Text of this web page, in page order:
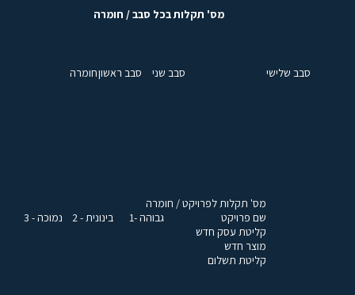
מס' תקלות בכל סבב / חומרה
חומרהסבב ראשון סבב שני סבב שלישי
מס' תקלות לפרויקט / חומרה
שם פרויקט
גבוהה -1 בינונית - 2
נמוכה - 3
קליטת עסק חדש
מוצר חדש
קליטת תשלום